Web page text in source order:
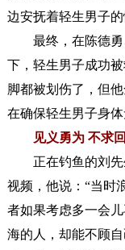
边安抚着轻生男子
最终，在陈德勇
下，轻生男子成功
脚都被划伤了，但
在确保轻生男子身
见义勇为 不求
正在钓鱼的刘先
视频，他说：“当时
者如果考虑多一会
海的人，却能不顾